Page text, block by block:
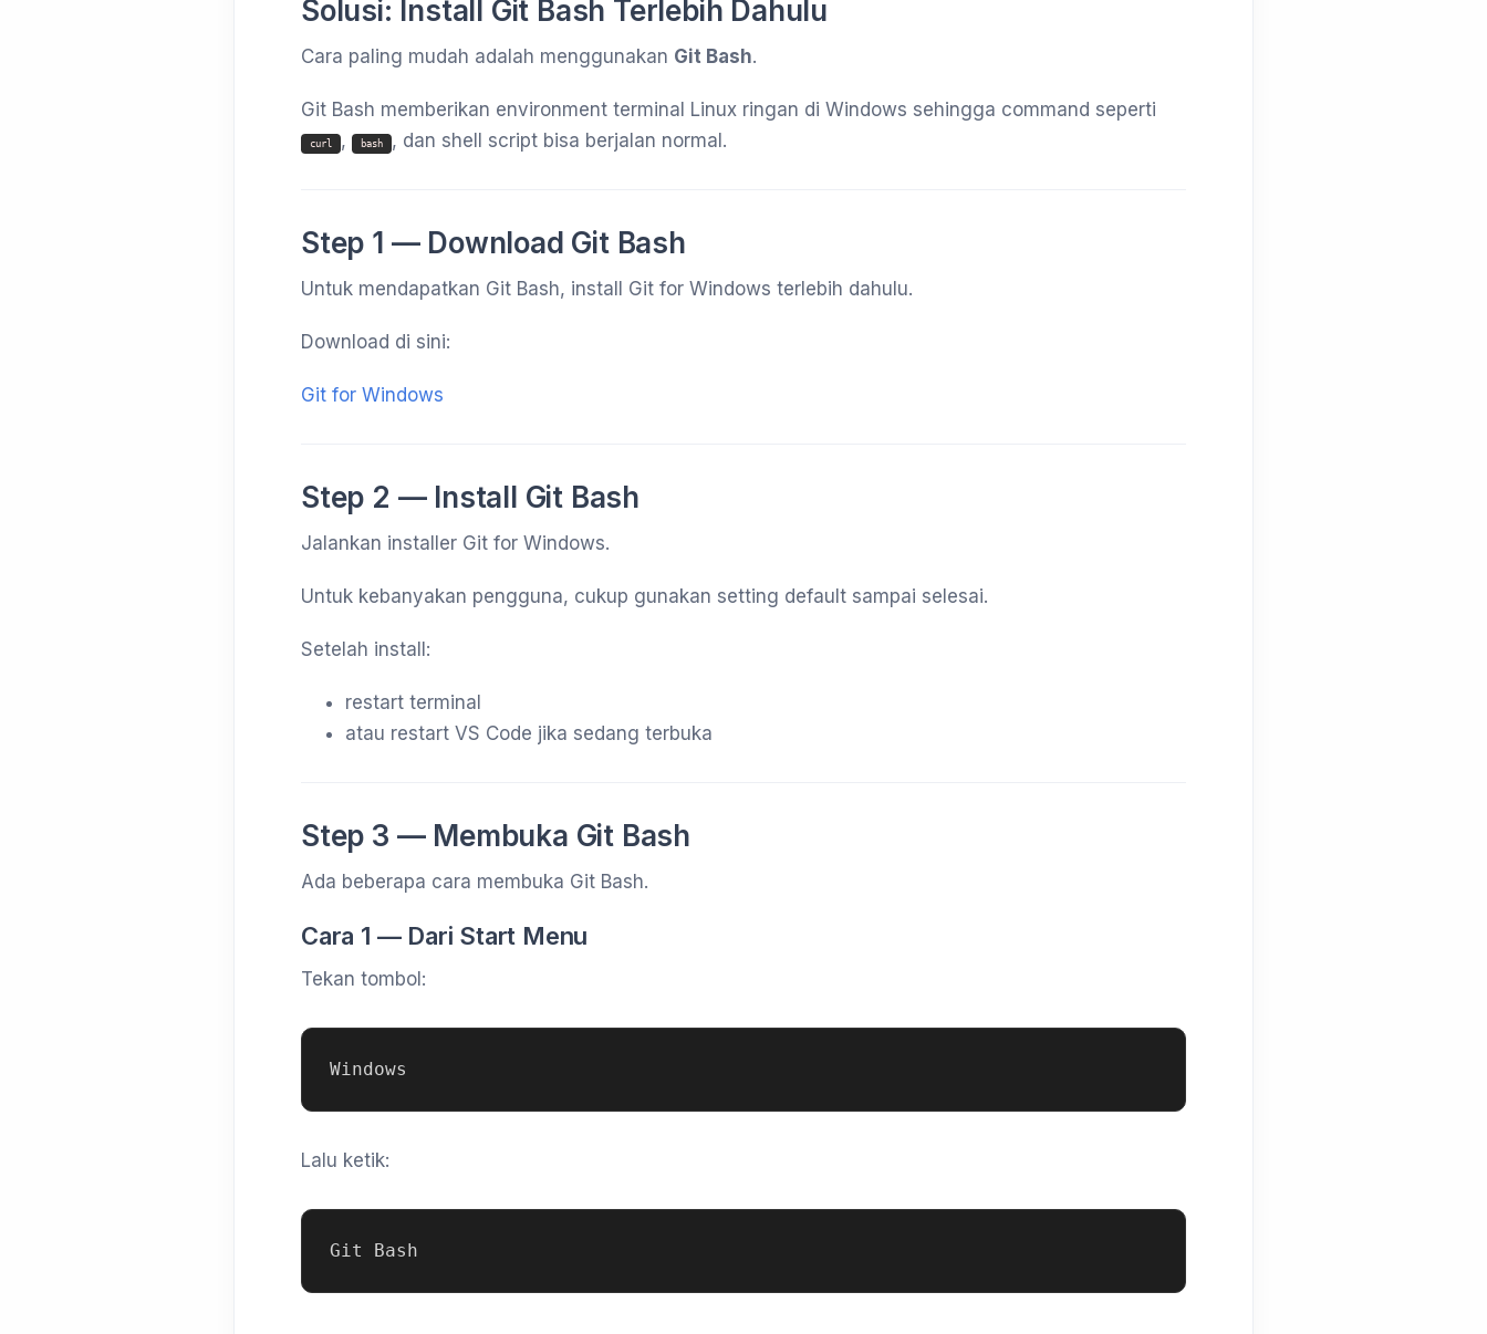
Solusi: Install Git Bash Terlebih Dahulu
Cara paling mudah adalah menggunakan Git Bash.
Git Bash memberikan environment terminal Linux ringan di Windows sehingga command seperti
curl , bash , dan shell script bisa berjalan normal.
Step 1 — Download Git Bash
Untuk mendapatkan Git Bash, install Git for Windows terlebih dahulu.
Download di sini:
Git for Windows
Step 2 — Install Git Bash
Jalankan installer Git for Windows.
Untuk kebanyakan pengguna, cukup gunakan setting default sampai selesai.
Setelah install:
restart terminal
atau restart VS Code jika sedang terbuka
Step 3 — Membuka Git Bash
Ada beberapa cara membuka Git Bash.
Cara 1 — Dari Start Menu
Tekan tombol:
Lalu ketik: